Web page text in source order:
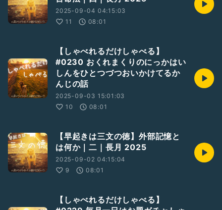
2025-09-04 04:15:03
11
08:01
【しゃべれるだけしゃべる】
#0230 おくれまくりのにっかはい
しんをひとつづつおいかけてるか
んじの話
2025-09-03 15:01:03
10
08:01
【早起きは三文の徳】外部記憶と
は何か｜二｜長月 2025
2025-09-02 04:15:04
9
08:01
【しゃべれるだけしゃべる】